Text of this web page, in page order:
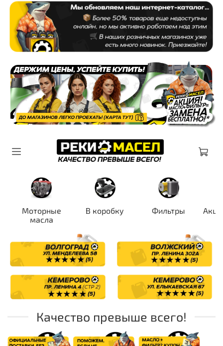
Моторные
масла
В коробку Фильтры
Качество превыше всего!